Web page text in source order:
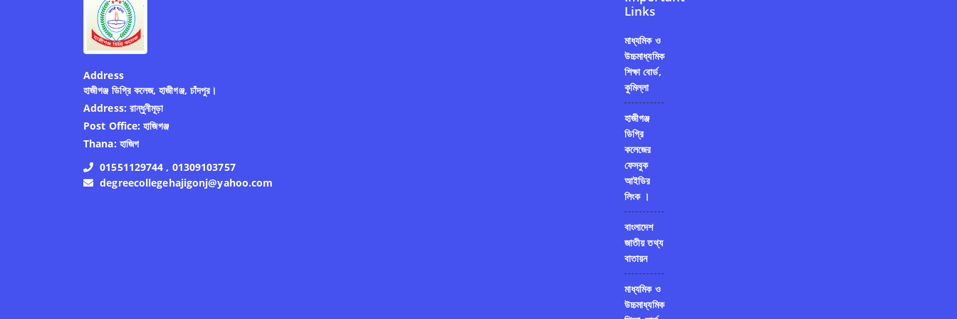
Address
হাজীগঞ্জ ডিগ্রি কলেজ, হাজীগঞ্জ, চাঁদপুর।
Address: রান্ধুনীমূড়া
Post Office: হাজিগঞ্জ
Thana: হাজিগ
01551129744 , 01309103757
degreecollegehajigonj@yahoo.com
Links
মাধ্যমিক ও
উচ্চমাধ্যমিক
শিক্ষা বোর্ড,
কুমিল্লা
হাজীগঞ্জ
ডিগ্রি
কলেজের
ফেসবুক
আইডির
লিংক ।
বাংলাদেশ
জাতীয় তথ্য
বাতায়ন
মাধ্যমিক ও
উচ্চমাধ্যমিক